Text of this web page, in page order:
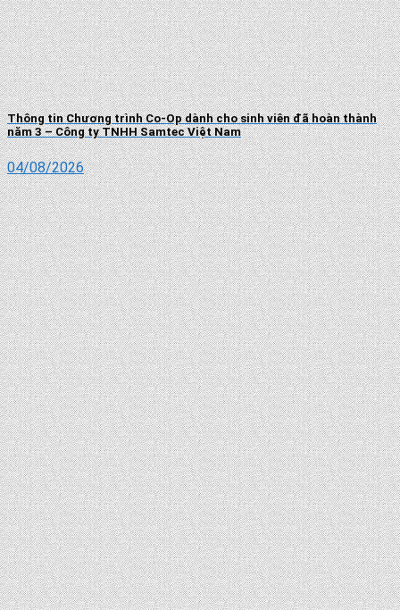
Thông tin Chương trình Co-Op dành cho sinh viên đã hoàn thành
năm 3 – Công ty TNHH Samtec Việt Nam
04/08/2026